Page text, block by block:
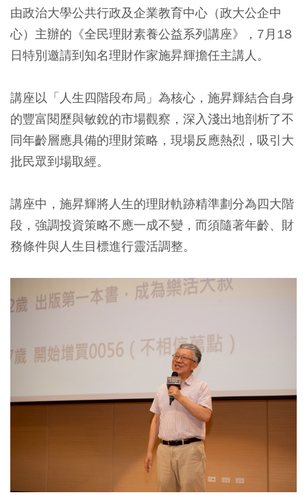
由政治大學公共行政及企業教育中心（政大公企中
心）主辦的《全民理財素養公益系列講座》，7月18
日特別邀請到知名理財作家施昇輝擔任主講人。
講座以「人生四階段布局」為核心，施昇輝結合自身
的豐富閱歷與敏銳的市場觀察，深入淺出地剖析了不
同年齡層應具備的理財策略，現場反應熱烈，吸引大
批民眾到場取經。
講座中，施昇輝將人生的理財軌跡精準劃分為四大階
段，強調投資策略不應一成不變，而須隨著年齡、財
務條件與人生目標進行靈活調整。